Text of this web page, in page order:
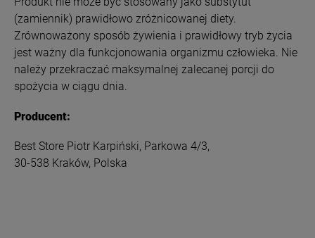
(zamiennik) prawidłowo zróżnicowanej diety.
Zrównoważony sposób żywienia i prawidłowy tryb życia
jest ważny dla funkcjonowania organizmu człowieka. Nie
należy przekraczać maksymalnej zalecanej porcji do
spożycia w ciągu dnia.
Producent:
Best Store Piotr Karpiński, Parkowa 4/3,
30-538 Kraków, Polska